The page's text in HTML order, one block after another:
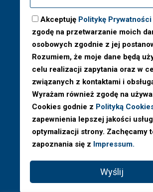
Akceptuję Politykę Prywatności
zgodę na przetwarzanie moich
osobowych zgodnie z jej
Rozumiem, że moje dane będą
celu realizacji zapytania oraz w
związanych z kontaktami i
Wyrażam również zgodę na
Cookies godnie z Polityką
zapewnienia lepszej jakości
optymalizacji strony. Zachęcamy
zapoznania się z Impressum.
Wyślij